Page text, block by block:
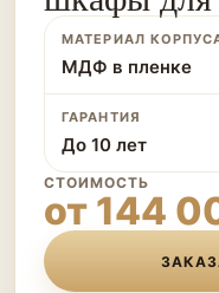
МАТЕРИАЛ
МДФ в пленке
ГАРАНТИЯ
До 10 лет
СТОИМОСТЬ
от 144